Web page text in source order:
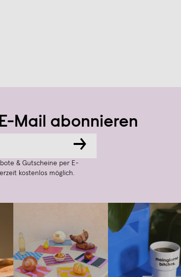
Mail abonnieren
→
& Gutscheine per E-
kostenlos möglich.